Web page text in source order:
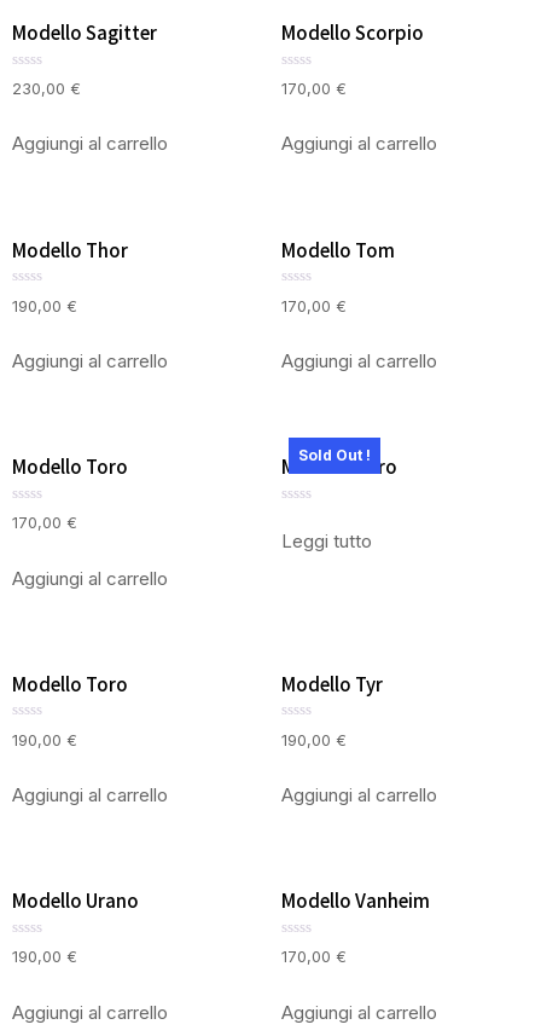
Modello Sagitter
Valutato
0
230,00 €
Aggiungi al carrello
Modello Scorpio
Valutato
0
170,00 €
Aggiungi al carrello
Modello Thor
Valutato
0
190,00 €
Aggiungi al carrello
Modello Tom
Valutato
0
170,00 €
Aggiungi al carrello
Modello Toro
Valutato
0
170,00 €
Aggiungi al carrello
Sold Out !
Modello Toro
0
su
Leggi tutto
Modello Toro
Valutato
0
190,00 €
Aggiungi al carrello
Modello Tyr
Valutato
0
190,00 €
Aggiungi al carrello
Modello Urano
Valutato
0
190,00 €
Aggiungi al carrello
Modello Vanheim
Valutato
0
170,00 €
Aggiungi al carrello